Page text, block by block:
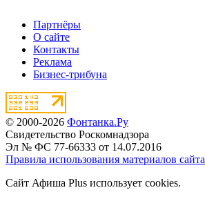
Партнёры
О сайте
Контакты
Реклама
Бизнес-трибуна
© 2000-2026 Фонтанка.Ру
Свидетельство Роскомнадзора
Эл № ФС 77-66333 от 14.07.2016
Правила использования материалов сайта
Сайт Афиша Plus использует cookies.